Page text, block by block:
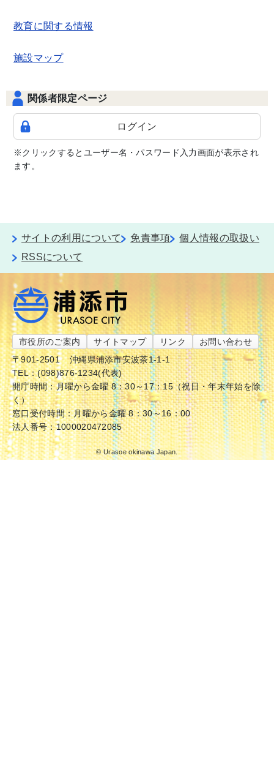
教育に関する情報
施設マップ
関係者限定ページ
ログイン
※クリックするとユーザー名・パスワード入力画面が表示され
ます。
サイトの利用について 免責事項
個人情報の取扱い
RSSについて
市役所のご案内 サイトマップ リンク
お問い合わせ
〒901-2501
沖縄県浦添市安波茶1-1-1
TEL：(098)876-1234(代表)
開庁時間：月曜から金曜 8：30～17：15（祝日・年末年始を除
く）
窓口受付時間：月曜から金曜 8：30～16：00
法人番号：1000020472085
© Urasoe okinawa Japan.